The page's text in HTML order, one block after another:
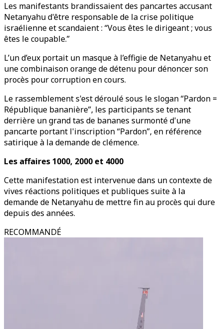
Les manifestants brandissaient des pancartes accusant
Netanyahu d'être responsable de la crise politique
israélienne et scandaient : “Vous êtes le dirigeant ; vous
êtes le coupable.”
L’un d’eux portait un masque à l’effigie de Netanyahu et
une combinaison orange de détenu pour dénoncer son
procès pour corruption en cours.
Le rassemblement s'est déroulé sous le slogan “Pardon =
République bananière”, les participants se tenant
derrière un grand tas de bananes surmonté d'une
pancarte portant l'inscription “Pardon”, en référence
satirique à la demande de clémence.
Les affaires 1000, 2000 et 4000
Cette manifestation est intervenue dans un contexte de
vives réactions politiques et publiques suite à la
demande de Netanyahu de mettre fin au procès qui dure
depuis des années.
RECOMMANDÉ